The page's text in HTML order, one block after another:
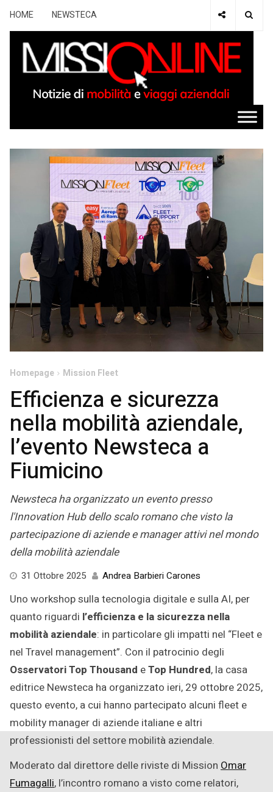
HOME NEWSTECA
Homepage Mission Fleet
Efficienza e sicurezza
nella mobilità aziendale,
l’evento Newsteca a
Fiumicino
Newsteca ha organizzato un evento presso
l'Innovation Hub dello scalo romano che visto la
partecipazione di aziende e manager attivi nel mondo
della mobilità aziendale
31 Ottobre 20257
2025
Andrea Barbieri Carones
Uno workshop sulla tecnologia digitale e sulla AI, per
quanto riguardi l’efficienza e la sicurezza nella
mobilità aziendale: in particolare gli impatti nel “Fleet e
nel Travel management”. Con il patrocinio degli
Osservatori Top Thousand eTop Hundred, la casa
editrice Newsteca ha organizzato ieri, 29 ottobre 2025,
questo evento, a cui hanno partecipato alcuni fleet e
mobility manager di aziende italiane e altri
professionisti del settore mobilità aziendale.
Moderato dal direttore delle riviste di Mission Omar
Fumagalli, l’incontro romano a visto come relatori,